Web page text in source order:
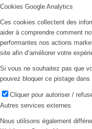
Cookies Google Analytics
Ces cookies collectent des
aider à comprendre comment
performantes nos actions
site afin d’améliorer votre
Si vous ne souhaitez pas que
pouvez bloquer ce pistage
Cliquer pour autoriser /
Autres services externes
Nous utilisons également